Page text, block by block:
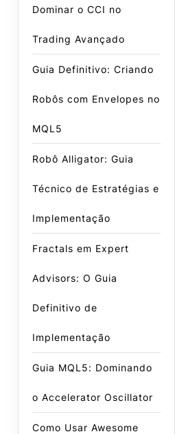
Dominar o CCI no
Trading Avançado
Guia Definitivo: Criando
Robôs com Envelopes no
MQL5
Robô Alligator: Guia
Técnico de Estratégias e
Implementação
Fractals em Expert
Advisors: O Guia
Definitivo de
Implementação
Guia MQL5: Dominando
o Accelerator Oscillator
Como Usar Awesome